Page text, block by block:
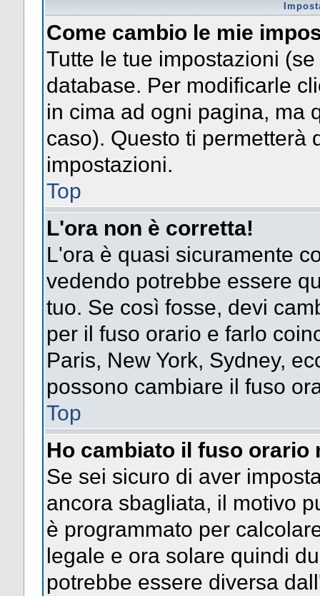
Come cambio le mie
Tutte le tue impostazioni
database. Per modificarle
in cima ad ogni pagina, ma
caso). Questo ti permetterà
impostazioni.
Top
L'ora non è corretta!
L'ora è quasi sicuramente
vedendo potrebbe essere
tuo. Se così fosse, devi
per il fuso orario e farlo
Paris, New York, Sydney,
possono cambiare il fuso
Top
Ho cambiato il fuso orario
Se sei sicuro di aver
ancora sbagliata, il motivo
è programmato per
legale e ora solare quindi
potrebbe essere diversa